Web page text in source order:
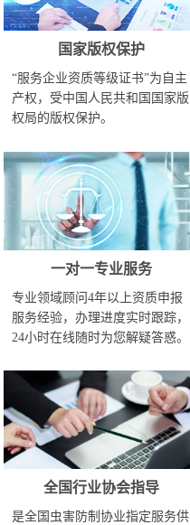
国家版权保护
“服务企业资质等级证书”为自主
产权，受中国人民共和国国家版
权局的版权保护。
一对一专业服务
专业领域顾问4年以上资质申报
服务经验，办理进度实时跟踪，
24小时在线随时为您解疑答惑。
全国行业协会指导
是全国虫害防制协业指定服务供